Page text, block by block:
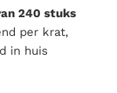
240 stuks
per krat,
in huis